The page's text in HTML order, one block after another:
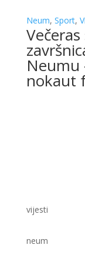
Neum, Sport,
Neumu
nokaut
vijesti
neum